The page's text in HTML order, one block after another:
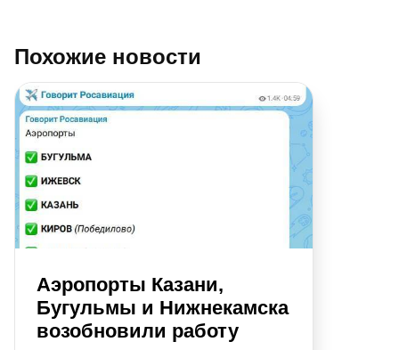
Похожие новости
Аэропорты Казани,
Бугульмы и Нижнекамска
возобновили работу